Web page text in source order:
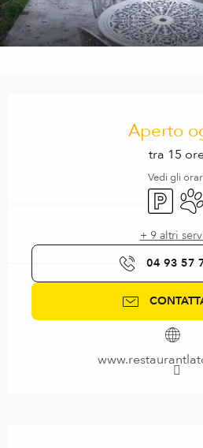
Aperto
tra 15
Vedi gli
Parcheggio
+ 9 altri
04 93 57